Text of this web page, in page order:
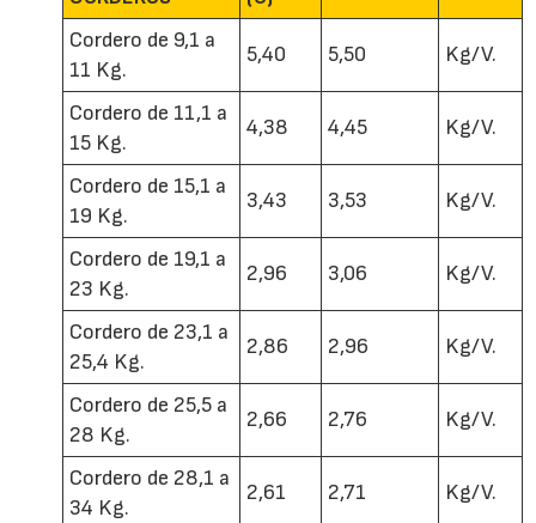
Cordero de 9,1 a
11 Kg.
5,40 5,50 Kg/V.
Cordero de 11,1 a
15 Kg.
4,38 4,45 Kg/V.
Cordero de 15,1 a
19 Kg.
3,43 3,53 Kg/V.
Cordero de 19,1 a
23 Kg.
2,96 3,06 Kg/V.
Cordero de 23,1 a
25,4 Kg.
2,86 2,96 Kg/V.
Cordero de 25,5 a
28 Kg.
2,66 2,76 Kg/V.
Cordero de 28,1 a
34 Kg.
2,61 2,71 Kg/V.